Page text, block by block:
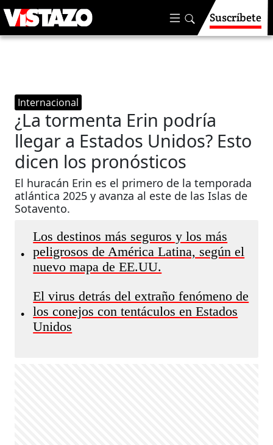
Suscríbete
Internacional
¿La tormenta Erin podría
llegar a Estados Unidos? Esto
dicen los pronósticos
El huracán Erin es el primero de la temporada
atlántica 2025 y avanza al este de las Islas de
Sotavento.
•
Los destinos más seguros y los más
peligrosos de América Latina, según el
nuevo mapa de EE.UU.
•
El virus detrás del extraño fenómeno de
los conejos con tentáculos en Estados
Unidos